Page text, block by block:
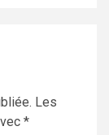
Les
*